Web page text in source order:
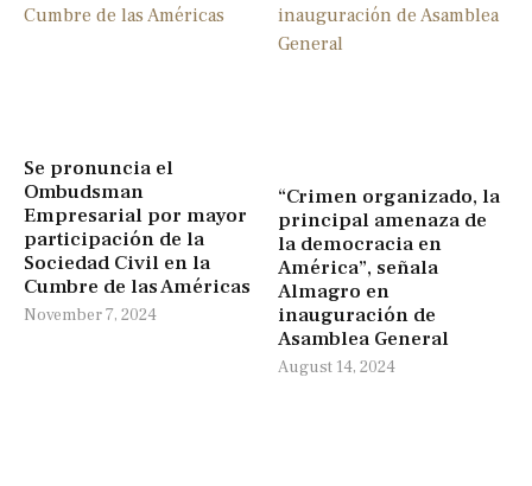
Se pronuncia el
Ombudsman
Empresarial por mayor
participación de la
Sociedad Civil en la
Cumbre de las Américas
November 7, 2024
“Crimen organizado, la
principal amenaza de
la democracia en
América”, señala
Almagro en
inauguración de
Asamblea General
August 14, 2024